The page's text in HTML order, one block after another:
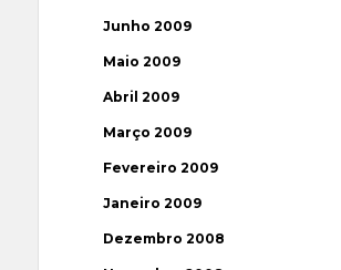
Junho 2009
Maio 2009
Abril 2009
Março 2009
Fevereiro 2009
Janeiro 2009
Dezembro 2008